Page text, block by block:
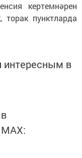
кертемнәрен
торак пунктларда
в